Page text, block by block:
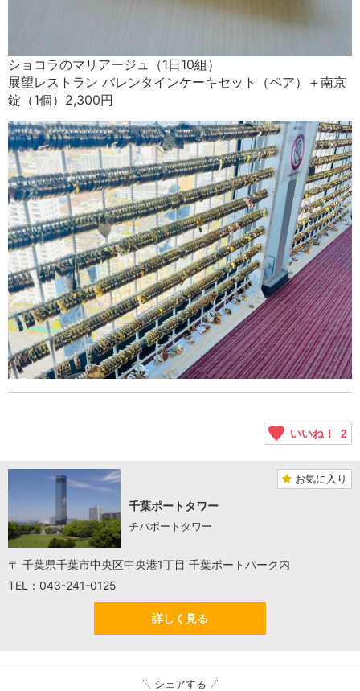
ショコラのマリアージュ（1日10組）
展望レストラン バレンタインケーキセット（ペア）＋南京
錠（1個）2,300円
いいね！ 2
お気に入り
千葉ポートタワー
チバポートタワー
〒 千葉県千葉市中央区中央港1丁目 千葉ポートパーク内
TEL：043-241-0125
詳しく見る
シェアする